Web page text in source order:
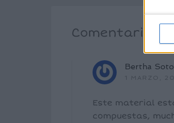
Comentarios
Bertha Soto
1 MARZO,
Este material
compuestas,